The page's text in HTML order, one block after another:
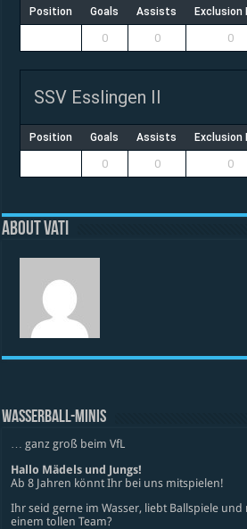
Position Goals Assists Exclusion
0 0 0
SSV Esslingen II
Position Goals Assists Exclusion
0 0 0
About vati
WASSERBALL-MINIS
… ganz groß beim VfL
Hallo Mädels und Jungs!
Ab 8 Jahren könnt Ihr bei uns mitspielen!
Ihr seid gerne im Wasser, liebt Ballspiele
einem tollen Team?